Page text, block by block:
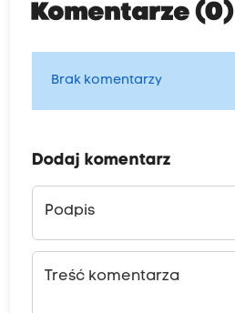
Komentarze (0)
Brak komentarzy
Dodaj komentarz
Podpis
Treść komentarza